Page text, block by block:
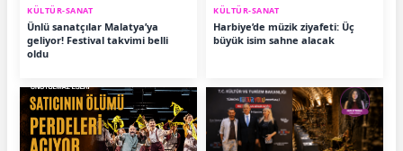
KÜLTÜR-SANAT
Ünlü sanatçılar Malatya’ya
geliyor! Festival takvimi belli
oldu
KÜLTÜR-SANAT
Harbiye’de müzik ziyafeti: Üç
büyük isim sahne alacak